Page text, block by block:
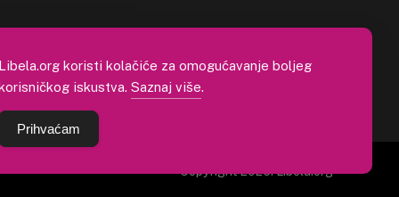
Copyright 2026. Libela.org
Libela.org koristi kolačiće za omogućavanje boljeg
iskustva. Saznaj više.
Prihvaćam